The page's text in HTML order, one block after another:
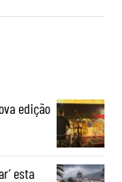
edição
esta